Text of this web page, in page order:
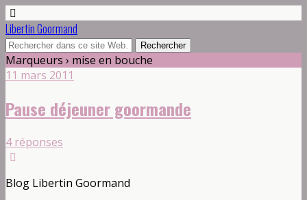
Libertin Goormand
Marqueurs › mise en bouche
11 mars 2011
Pause déjeuner goormande
4 réponses
Blog Libertin Goormand